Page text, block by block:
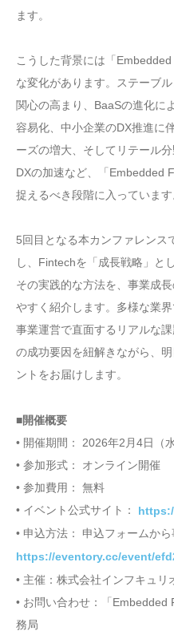
ます。
こうした背景には「
な変化があります。ステーブ
関心の高まり、BaaSの進化に
容易化、中小企業のDX推進に
ーズの増大、そしてリテール
DXの加速など、「Embedded
捉えるべき段階に入っています
5回目となる本カンファレンス
し、Fintechを「成長戦略」と
その実践的な方法を、事業成
やすく紹介します。多様な業
事業運営で直面するリアルな
の成功要因を紐解きながら、
ントをお届けします。
■開催概要
• 開催期間： 2026年2月4日（
• 参加形式： オンライン開催
• 参加費用： 無料
• イベント公式サイト：
• 申込方法： 申込フォームか
https://eventory.cc/event/
• 主催：株式会社インフキュリ
• お問い合わせ：「
務局